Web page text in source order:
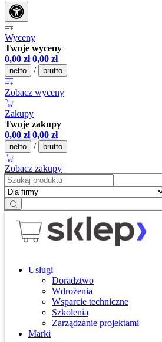
Wyceny
Twoje wyceny
0,00 zł 0,00 zł
netto / brutto
Zobacz wyceny
Zakupy
Twoje zakupy
0,00 zł 0,00 zł
netto / brutto
Zobacz zakupy
Usługi
Doradztwo
Wdrożenia
Wsparcie techniczne
Szkolenia
Zarządzanie projektami
Marki